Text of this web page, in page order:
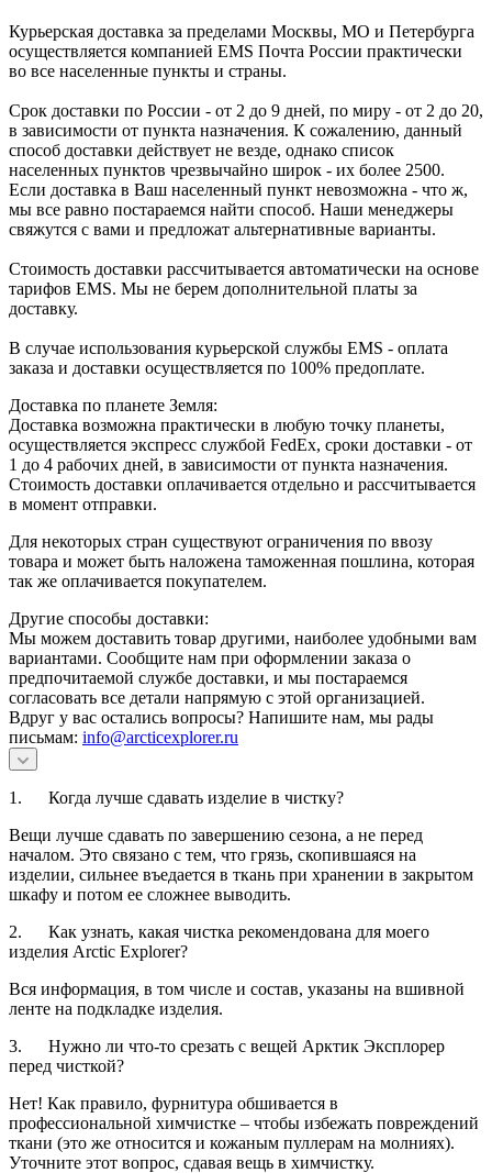
Курьерская доставка за пределами Москвы, МО и Петербурга
осуществляется компанией ЕМS Почта России практически
во все населенные пункты и страны.
Срок доставки по России - от 2 до 9 дней, по миру - от 2 до 20,
в зависимости от пункта назначения. К сожалению, данный
способ доставки действует не везде, однако список
населенных пунктов чрезвычайно широк - их более 2500.
Если доставка в Ваш населенный пункт невозможна - что ж,
мы все равно постараемся найти способ. Наши менеджеры
свяжутся с вами и предложат альтернативные варианты.
Стоимость доставки рассчитывается автоматически на основе
тарифов ЕМS. Мы не берем дополнительной платы за
доставку.
В случае использования курьерской службы EMS - оплата
заказа и доставки осуществляется по 100% предоплате.
Доставка по планете Земля:
Доставка возможна практически в любую точку планеты,
осуществляется экспресс службой FedEx, сроки доставки - от
1 до 4 рабочих дней, в зависимости от пункта назначения.
Стоимость доставки оплачивается отдельно и рассчитывается
в момент отправки.
Для некоторых стран существуют ограничения по ввозу
товара и может быть наложена таможенная пошлина, которая
так же оплачивается покупателем.
Другие способы доставки:
Мы можем доставить товар другими, наиболее удобными вам
вариантами. Сообщите нам при оформлении заказа о
предпочитаемой службе доставки, и мы постараемся
согласовать все детали напрямую с этой организацией.
Вдруг у вас остались вопросы? Напишите нам, мы рады
письмам: info@arcticexplorer.ru
1. Когда лучше сдавать изделие в чистку?
Вещи лучше сдавать по завершению сезона, а не перед
началом. Это связано с тем, что грязь, скопившаяся на
изделии, сильнее въедается в ткань при хранении в закрытом
шкафу и потом ее сложнее выводить.
2. Как узнать, какая чистка рекомендована для моего
изделия Arctic Explorer?
Вся информация, в том числе и состав, указаны на вшивной
ленте на подкладке изделия.
3. Нужно ли что-то срезать с вещей Арктик Эксплорер
перед чисткой?
Нет! Как правило, фурнитура обшивается в
профессиональной химчистке – чтобы избежать повреждений
ткани (это же относится и кожаным пуллерам на молниях).
Уточните этот вопрос, сдавая вещь в химчистку.